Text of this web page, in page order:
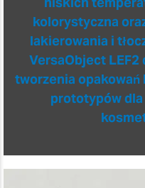
kolorystyczna
lakierowania i
VersaObject LEF2
tworzenia
prototypów